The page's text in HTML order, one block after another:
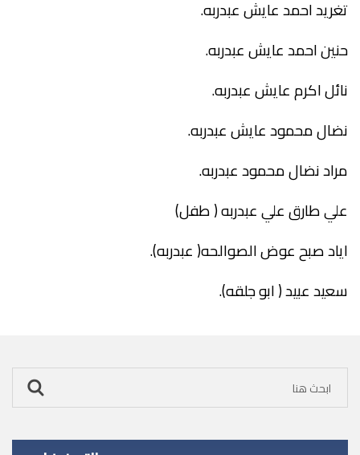
تغريد احمد عايش عبدربه.
حنين احمد عايش عبدربه.
نائل اكرم عايش عبدربه.
نضال محمود عايش عبدربه.
مراد نضال محمود عبدربه.
علي طارق علي عبدربه ( طفل)
اياد صبح عوض الصوالحه( عبدربه).
سعيد عبيد ( ابو جلقه).